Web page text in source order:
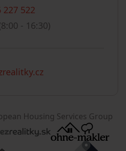
227 522
- 16:30)
Housing Services Group